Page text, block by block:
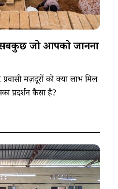
जो आपको जानना
मज़दूरों को क्या लाभ मिल
प्रदर्शन कैसा है?